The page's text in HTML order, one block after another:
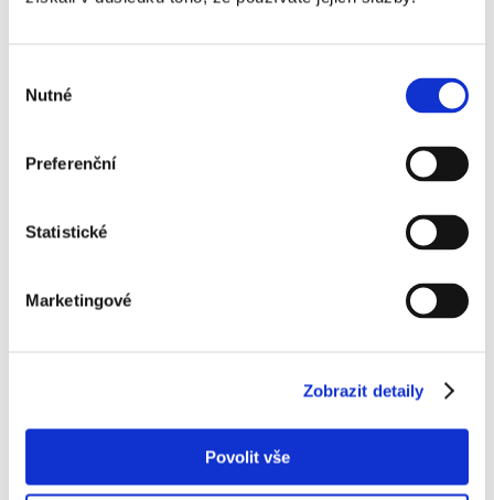
souhlasu
Nutné
Preferenční
Statistické
Marketingové
Zobrazit detaily
Povolit vše
Novinky v mobilní aplikaci GPS Dozor 3.0: Co je nového a proč to oceníte
Kosovo 2024 – Stojí za návštěvu?